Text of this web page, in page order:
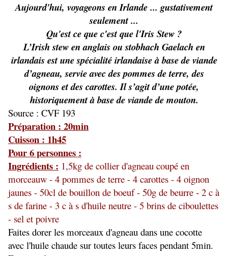
Aujourd'hui, voyageons en Irlande ... gustativement
seulement ...
Qu'est ce que c'est que l'Iris Stew ?
L’Irish stew en anglais ou stobhach Gaelach en
irlandais est une spécialité irlandaise à base de viande
d’agneau, servie avec des pommes de terre, des
oignons et des carottes. Il s’agit d’une potée,
historiquement à base de viande de mouton.
Source : CVF 193
Préparation : 20min
Cuisson : 1h45
Pour 6 personnes :
Ingrédients : 1,5kg de collier d'agneau coupé en
morceauw - 4 pommes de terre - 4 carottes - 4 oignon
jaunes - 50cl de bouillon de boeuf - 50g de beurre - 2 c à
s de farine - 3 c à s d'huile neutre - 5 brins de ciboulettes
- sel et poivre
Faites dorer les morceaux d'agneau dans une cocotte
avec l'huile chaude sur toutes leurs faces pendant 5min.